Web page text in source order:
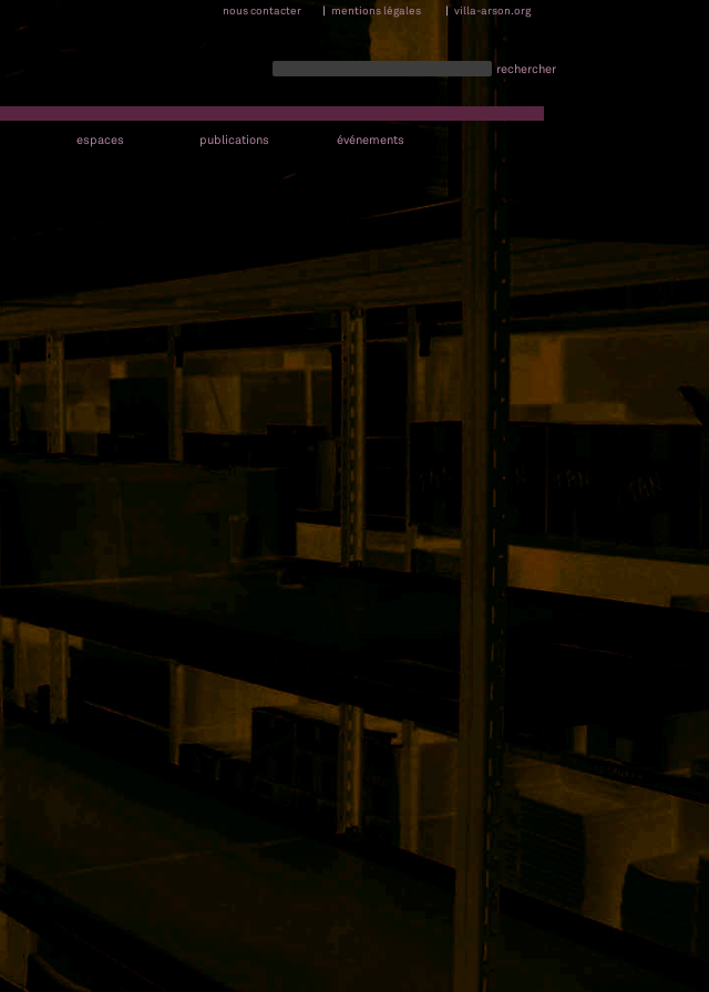
nous contacter | mentions légales | villa-arson.org
rechercher
espaces publications événements